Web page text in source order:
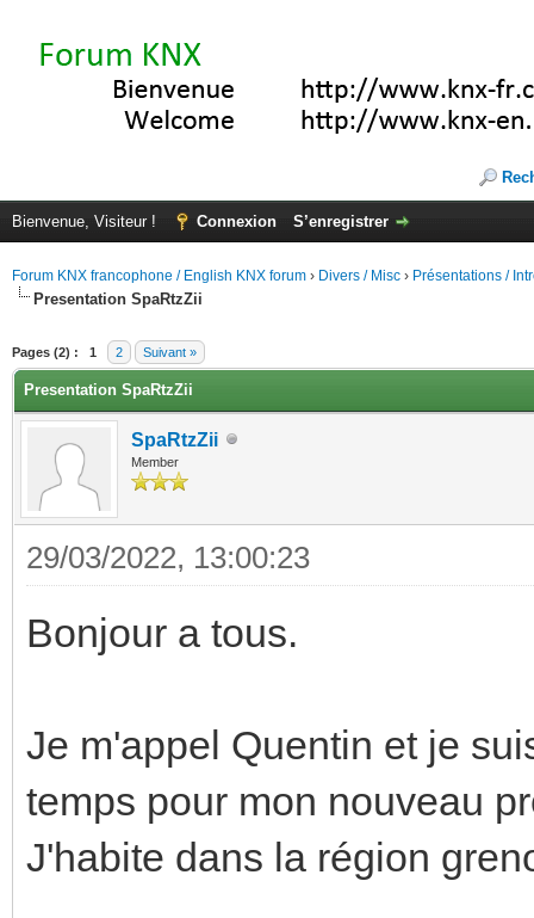
Bienvenue, Visiteur ! Connexion S’enregistrer
Forum KNX francophone / English KNX forum › Divers / Misc › Présentations /
Presentation SpaRtzZii
Pages (2) : 1 2 Suivant »
Presentation SpaRtzZii
SpaRtzZii
Member
29/03/2022, 13:00:23
Bonjour a tous.
Je m'appel Quentin et je
temps pour mon nouveau
J'habite dans la région